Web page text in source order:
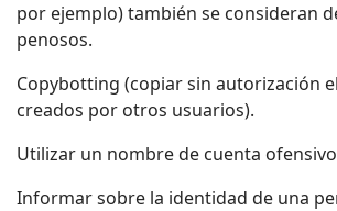
por ejemplo) también se consideran
penosos.
Copybotting (copiar sin autorización
creados por otros usuarios).
Utilizar un nombre de cuenta
Informar sobre la identidad de una